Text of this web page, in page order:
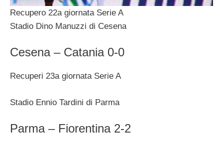
Recupero 22a giornata Serie A
Stadio Dino Manuzzi di Cesena
Cesena – Catania 0-0
Recuperi 23a giornata Serie A
Stadio Ennio Tardini di Parma
Parma – Fiorentina 2-2